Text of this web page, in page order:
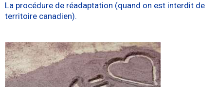
La procédure de réadaptation (quand on est interdit de
territoire canadien).